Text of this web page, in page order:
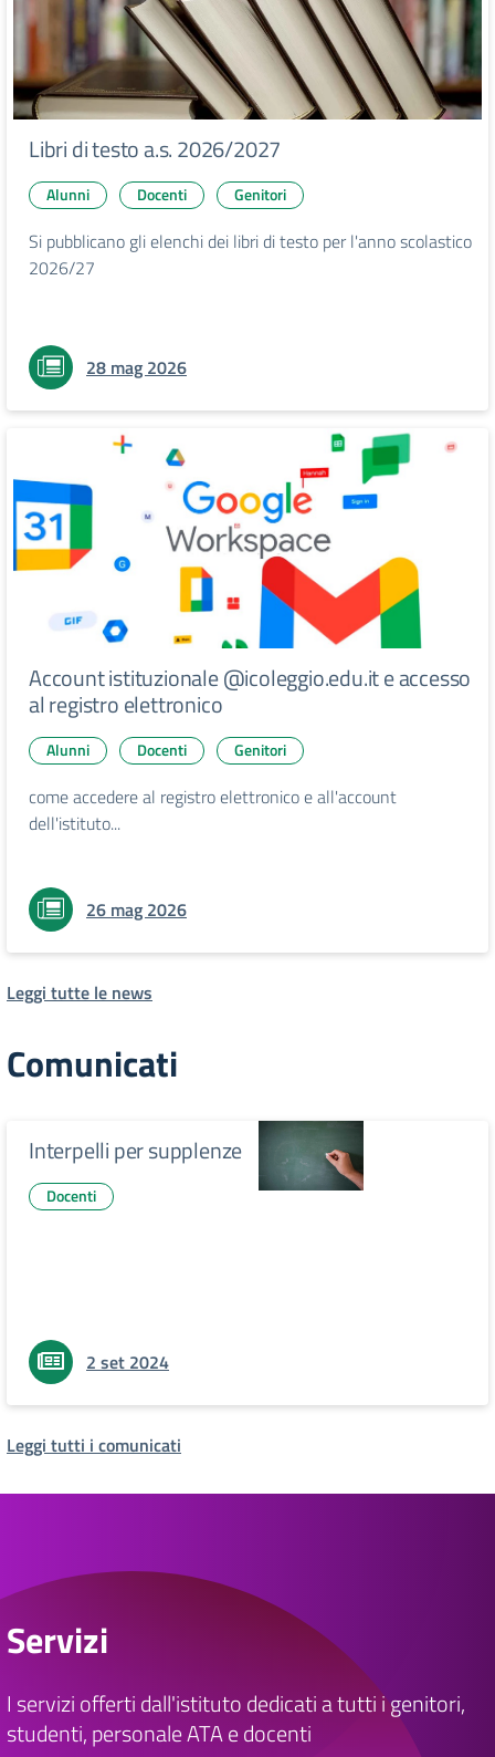
Libri di testo a.s. 2026/2027
Alunni Docenti Genitori
Si pubblicano gli elenchi dei libri di testo per l'anno scolastico
2026/27
28 mag 2026
Account istituzionale @icoleggio.edu.it e accesso
al registro elettronico
Alunni Docenti Genitori
come accedere al registro elettronico e all'account
dell'istituto...
26 mag 2026
Leggi tutte le news
Comunicati
Interpelli per supplenze
Docenti
2 set 2024
Leggi tutti i comunicati
Servizi
I servizi offerti dall'istituto dedicati a tutti i genitori,
studenti, personale ATA e docenti